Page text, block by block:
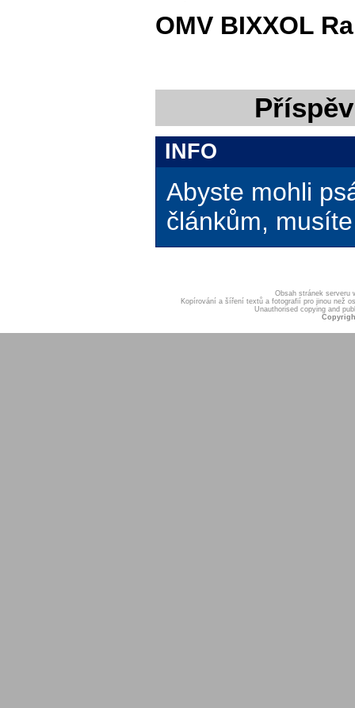
OMV BIXXOL
INFO
Abyste mohli
článkům,
Obsah stránek serveru
Kopírování a šíření textů a fotografií pro jinou než
Unauthorised copying and